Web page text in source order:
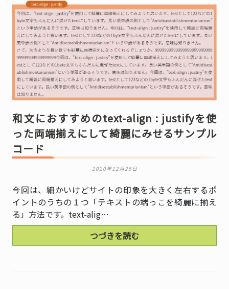
和文におすすめのtext-align : justifyを使
った両端揃えにして綺麗にみせるサンプル
コード
2020年12月25日
今回は、細かいけどサイトの印象を大きく左右するポ
イントのうちの１つ「テキストの端っこを綺麗に揃え
る」方法です。text-alig…
つづきを読む